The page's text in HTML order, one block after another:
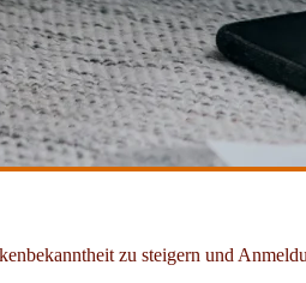
zu steigern und